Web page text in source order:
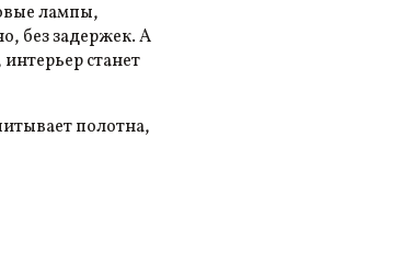
лампы,
без задержек. А
станет
полотна,